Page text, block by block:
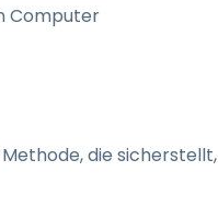
Computer
die sicherstellt,